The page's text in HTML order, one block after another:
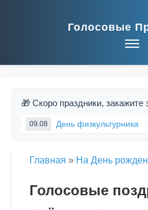
Голосовые
🎁 Скоро праздники, закажите
09.08 День физкультурника
Главная » На День
Голосовые